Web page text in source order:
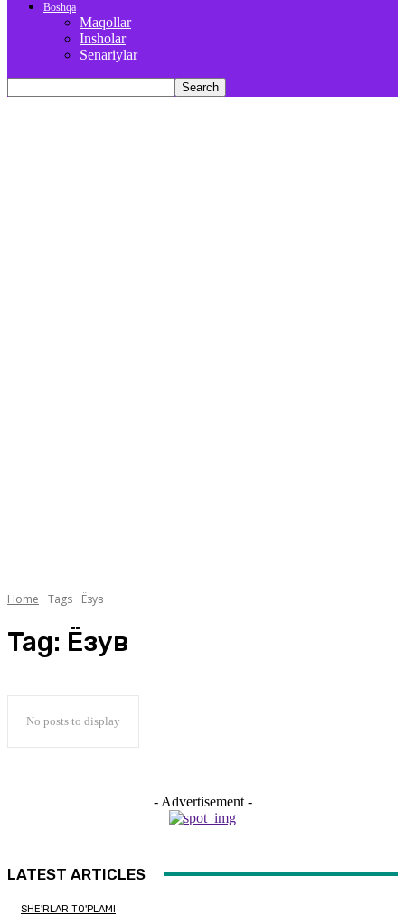
Boshqa
Maqollar
Insholar
Senariylar
Home Tags Ёзув
Tag: Ёзув
No posts to display
- Advertisement -
LATEST ARTICLES
SHE'RLAR TO'PLAMI